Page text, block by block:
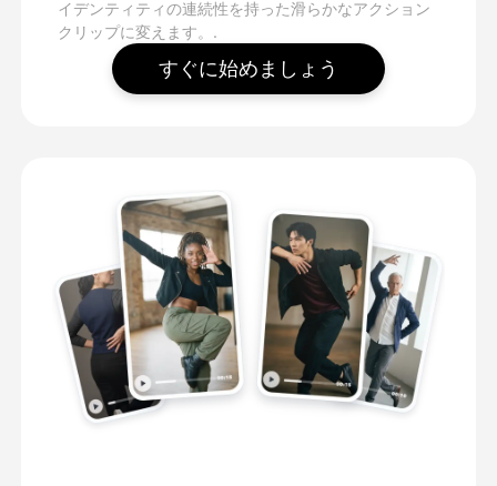
イデンティティの連続性を持った滑らかなアクション
クリップに変えます。.
すぐに始めましょう